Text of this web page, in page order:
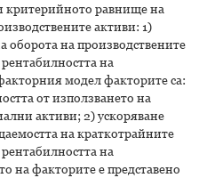
критерийното равнище на
активи: 1)
оборота на производствените
на
модел факторите са:
от използването на
активи; 2) ускоряване
на краткотрайните
на
на факторите е представено